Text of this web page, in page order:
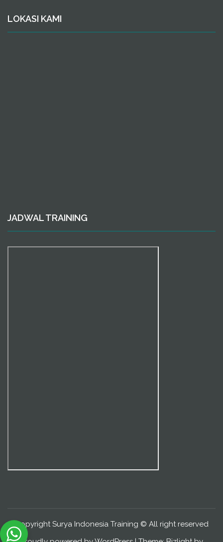
LOKASI KAMI
JADWAL TRAINING
Copyright Surya Indonesia Training © All right reserved